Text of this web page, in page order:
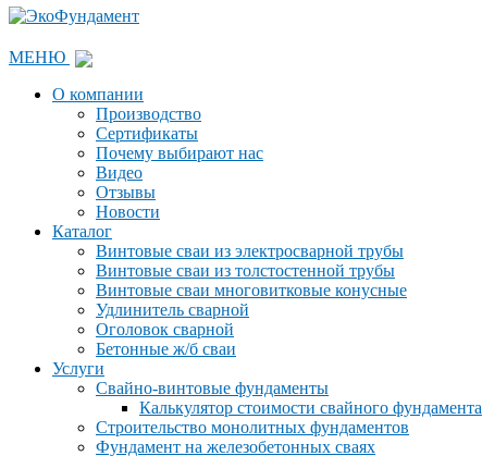
МЕНЮ
О компании
Производство
Сертификаты
Почему выбирают нас
Видео
Отзывы
Новости
Каталог
Винтовые сваи из электросварной трубы
Винтовые сваи из толстостенной трубы
Винтовые сваи многовитковые конусные
Удлинитель сварной
Оголовок сварной
Бетонные ж/б сваи
Услуги
Свайно-винтовые фундаменты
Калькулятор стоимости свайного фундамента
Строительство монолитных фундаментов
Фундамент на железобетонных сваях